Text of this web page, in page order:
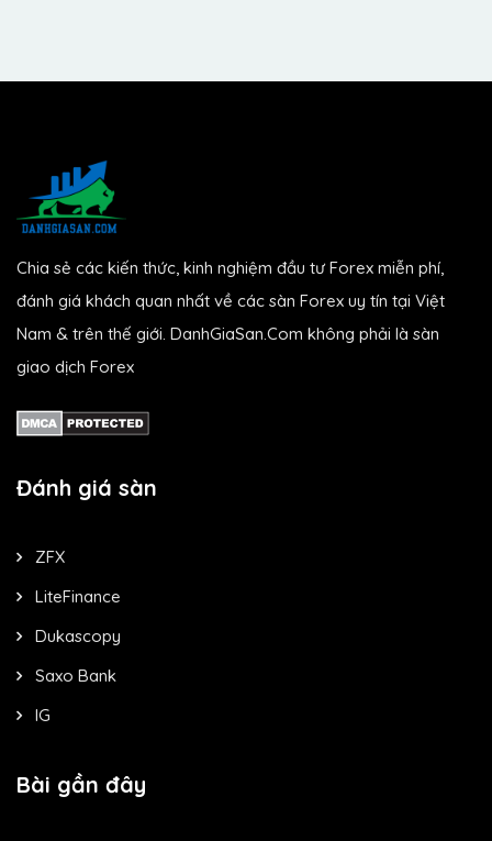
Chia sẻ các kiến thức, kinh nghiệm đầu tư Forex miễn phí,
đánh giá khách quan nhất về các sàn Forex uy tín tại Việt
Nam & trên thế giới. DanhGiaSan.Com không phải là sàn
giao dịch Forex
Đánh giá sàn
ZFX
LiteFinance
Dukascopy
Saxo Bank
IG
Bài gần đây